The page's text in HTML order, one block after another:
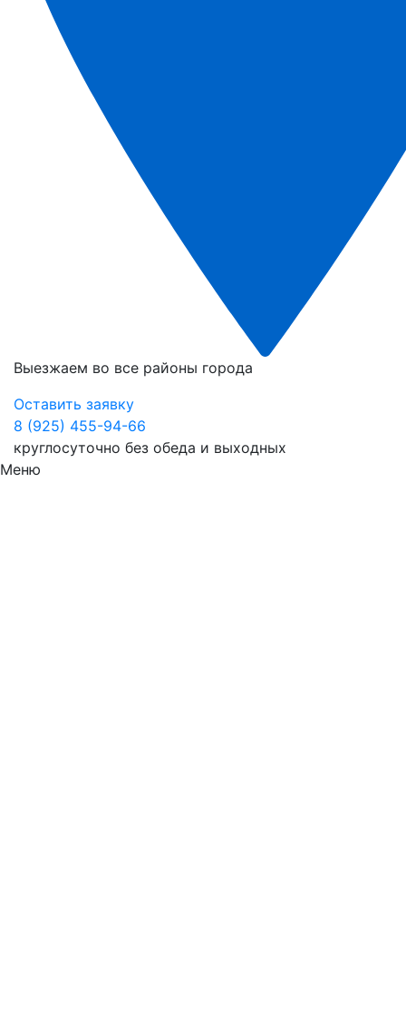
Выезжаем во все районы города
Оставить заявку
8 (925) 455-94-66
круглосуточно без обеда и выходных
Меню